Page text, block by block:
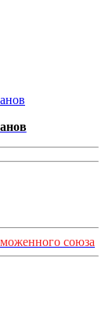
союза